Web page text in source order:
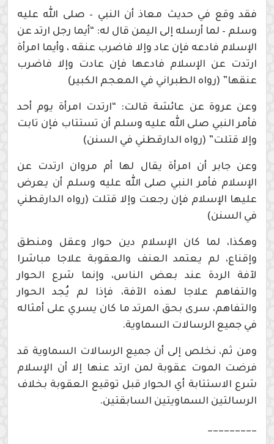
فقد وقع في حديث معاذ أن النبي – صلى الله عليه
وسلم – لما أرسله إلى اليمن قال له: “أيما رجل ارتد عن
الإسلام فادعه فإن عاد وإلا فاضرب عنقه ، وأيما امرأة
ارتدت عن الإسلام فادعها فإن عادت وإلا فاضرب
عنقها” (رواه الطبراني في المعجم الكبير)
وعن عروة عن عائشة قالت: “ارتدت امرأة يوم أحد
فأمر النبي صلى الله عليه وسلم أن تستتاب فإن تابت
وإلا قتلت” (رواه الدارقطني في السنن)
وعن جابر أن امرأة يقال لها أم مروان ارتدت عن
الإسلام فأمر النبي صلى الله عليه وسلم أن يعرض
عليها الإسلام فإن رجعت وإلا قتلت (رواه الدارقطني
في السنن)
وهكذا، لما كان الإسلام دين حوار وعقل ومنطق
وإقناع، لم يعتمد العنف والعقوبة علاجا مباشرا
لآفة الردة عند بعض الناس، وإنما شرع الحوار
والتفاهم علاجا لهذه الآفة، فإذا لم يُجد الحوار
والتفاهم، سرى بحق المرتد ما كان يسري على أمثاله
في جميع الرسالات السماوية.
ومن ثم، نخلص إلى أن جميع الرسالات السماوية قد
فرضت الموت عقوبة لمن ارتد عنها إلا أن الإسلام
شرع الاستتابة أي الحوار قبل توقيع العقوبة بخلاف
الرسالتين السماويتين السابقتين.
_________